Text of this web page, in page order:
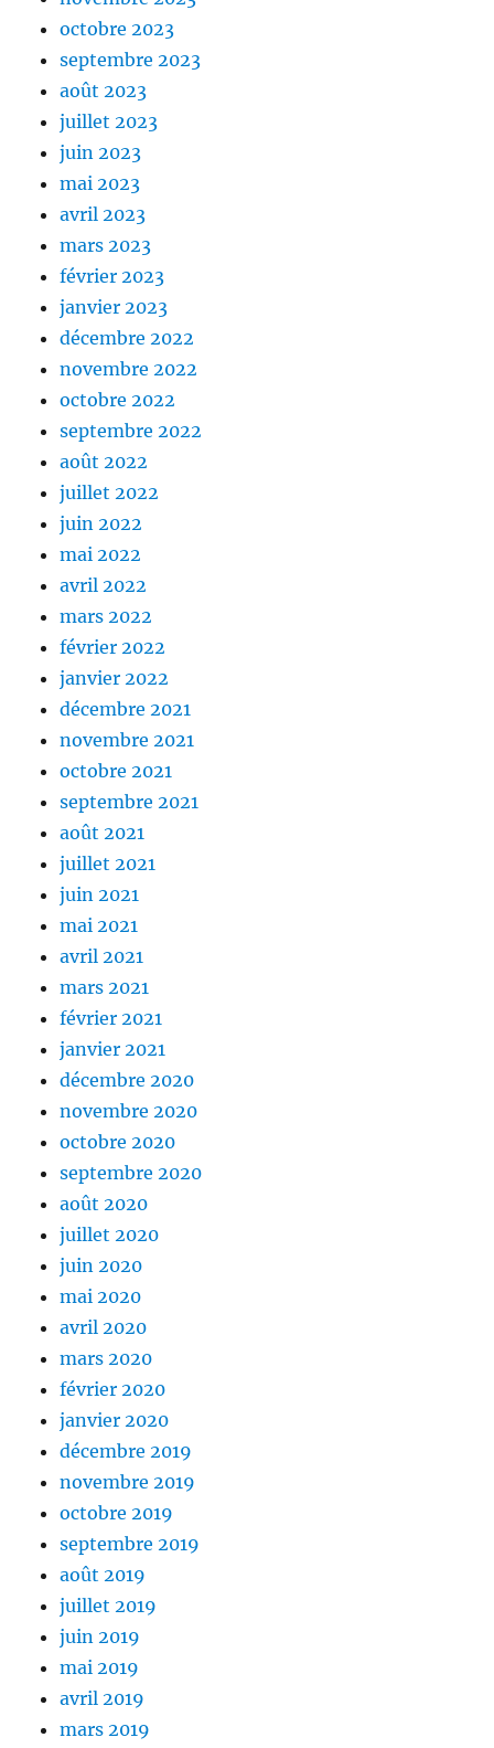
octobre 2023
septembre 2023
août 2023
juillet 2023
juin 2023
mai 2023
avril 2023
mars 2023
février 2023
janvier 2023
décembre 2022
novembre 2022
octobre 2022
septembre 2022
août 2022
juillet 2022
juin 2022
mai 2022
avril 2022
mars 2022
février 2022
janvier 2022
décembre 2021
novembre 2021
octobre 2021
septembre 2021
août 2021
juillet 2021
juin 2021
mai 2021
avril 2021
mars 2021
février 2021
janvier 2021
décembre 2020
novembre 2020
octobre 2020
septembre 2020
août 2020
juillet 2020
juin 2020
mai 2020
avril 2020
mars 2020
février 2020
janvier 2020
décembre 2019
novembre 2019
octobre 2019
septembre 2019
août 2019
juillet 2019
juin 2019
mai 2019
avril 2019
mars 2019